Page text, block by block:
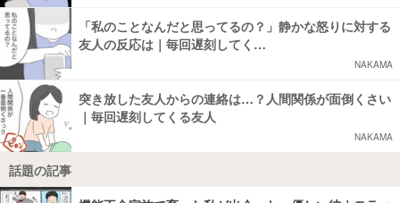
「私のことなんだと思ってるの？」静かな怒りに対する
友人の反応は｜毎回遅刻してく…
NAKAMA
突き放した友人からの連絡は…？人間関係が面倒くさい
｜毎回遅刻してくる友人
NAKAMA
話題の記事